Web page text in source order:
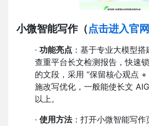
小微智能写作（点击进入官网
· 功能亮点 ：基于专业大模型
查重平台长文检测报告，快速
的文段，采用 “保留核心观点
施改写优化，一般能使长文
以上。
· 使用方法：打开小微智能写作